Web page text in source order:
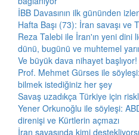
İBB Davasının ilk gününden
Hafta Başı (73): İran savaşı ve
Reza Talebi ile İran'ın yeni dini
dünü, bugünü ve muhtemel
Ve büyük dava nihayet başlıyor!
Prof. Mehmet Gürses ile
bilmek istediğiniz her şey
Savaş uzadıkça Türkiye için
Yener Orkunoğlu ile söyleşi:
direnişi ve Kürtlerin açmazı
İran savaşında kimi